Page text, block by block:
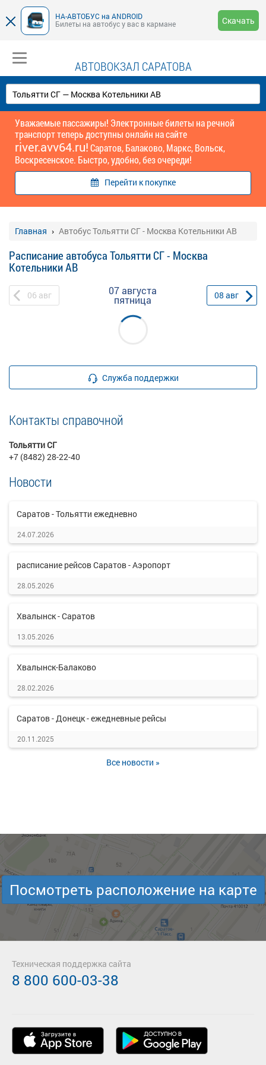
НА-АВТОБУС на ANDROID
Билеты на автобус у вас в кармане
Скачать
АВТОВОКЗАЛ САРАТОВА
Уважаемые пассажиры! Электронные билеты на речной
транспорт теперь доступны онлайн на сайте
river.avv64.ru!Саратов, Балаково, Маркс, Вольск,
Воскресенское. Быстро, удобно, без очереди!
Перейти к покупке
Главная Автобус Тольятти СГ - Москва Котельники АВ
Расписание автобуса Тольятти СГ - Москва
Котельники АВ
06 авг 07 августа
пятница 08 авг
Служба поддержки
Контакты справочной
Тольятти СГ
+7 (8482) 28-22-40
Новости
Саратов - Тольятти ежедневно
24.07.2026
расписание рейсов Саратов - Аэропорт
28.05.2026
Хвалынск - Саратов
13.05.2026
Хвалынск-Балаково
28.02.2026
Саратов - Донецк - ежедневные рейсы
20.11.2025
Все новости »
Посмотреть расположение на карте
Техническая поддержка сайта
8 800 600-03-38